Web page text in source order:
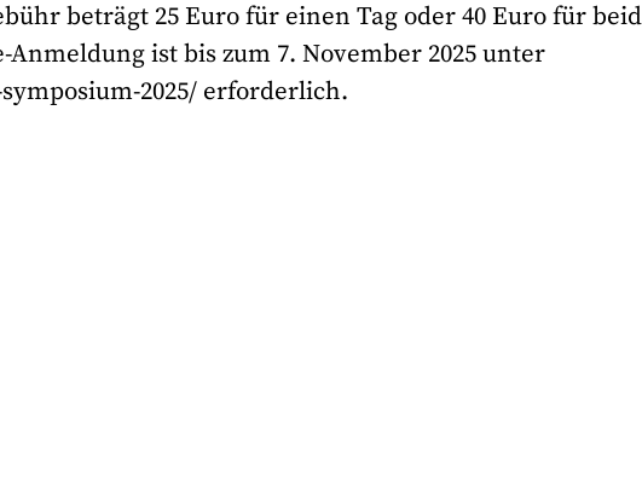
beträgt 25 Euro für einen Tag oder 40 Euro für
ist bis zum 7. November 2025 unter
2025/ erforderlich.